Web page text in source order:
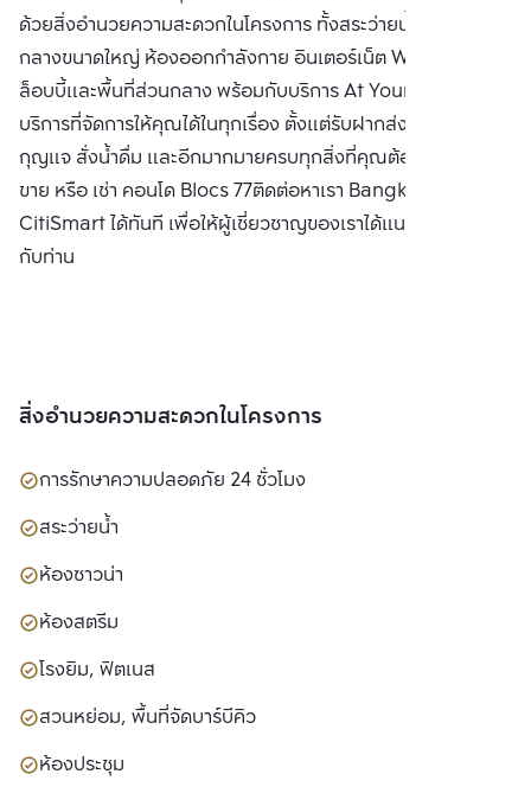
ด้วยสิ่งอำนวยความสะดวกในโครงการ ทั้งสระว่ายน้ำ สวนส่วน
กลางขนาดใหญ่ ห้องออกกำลังกาย อินเตอร์เน็ต Wi-Fi บริเวณ
ล็อบบี้และพื้นที่ส่วนกลาง พร้อมกับบริการ At Your Service
บริการที่จัดการให้คุณได้ในทุกเรื่อง ตั้งแต่รับฝากส่งเสื้อผ้า ฝาก
กุญแจ สั่งน้ำดื่ม และอีกมากมายครบทุกสิ่งที่คุณต้องการ ซื้อ
ขาย หรือ เช่า คอนโด Blocs 77ติดต่อหาเรา Bangkok
CitiSmart ได้ทันที เพื่อให้ผู้เชี่ยวชาญของเราได้แนะนำคอนโดให้
กับท่าน
สิ่งอำนวยความสะดวกในโครงการ
การรักษาความปลอดภัย 24 ชั่วโมง
สระว่ายน้ำ
ห้องซาวน่า
ห้องสตรีม
โรงยิม, ฟิตเนส
สวนหย่อม, พื้นที่จัดบาร์บีคิว
ห้องประชุม